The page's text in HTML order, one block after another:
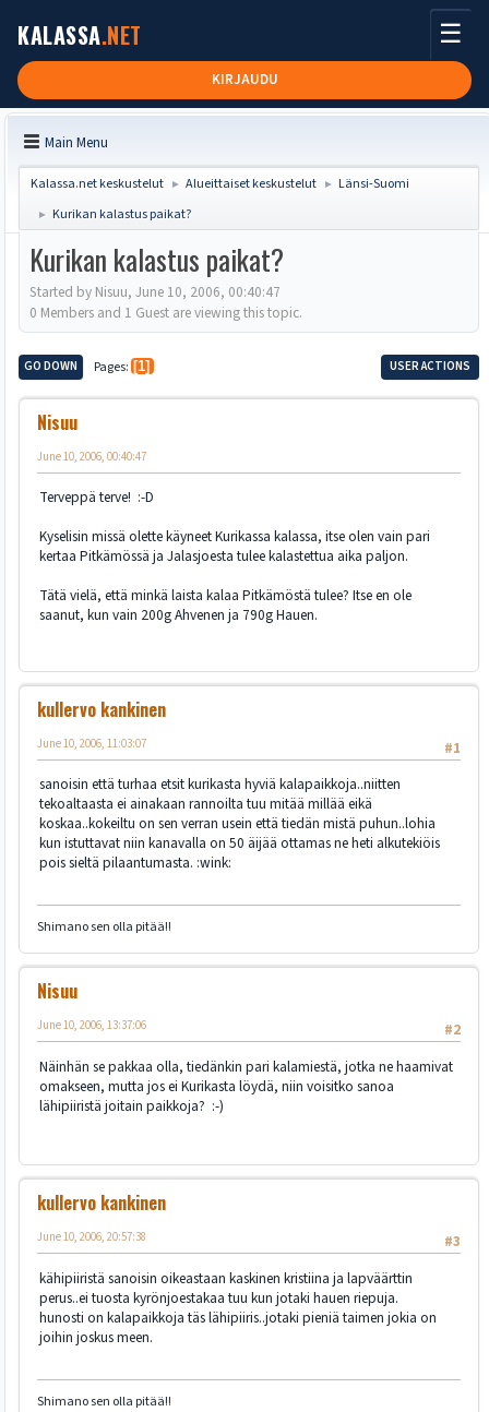
KALASSA.NET
KIRJAUDU
☰
Main Menu
Kalassa.net keskustelut ► Alueittaiset keskustelut ► Länsi-Suomi
► Kurikan kalastus paikat?
Kurikan kalastus paikat?
Started by Nisuu, June 10, 2006, 00:40:47
0 Members and 1 Guest are viewing this topic.
GO DOWN Pages 1 USER ACTIONS
Nisuu
June 10, 2006, 00:40:47
Terveppä terve! :-D
Kyselisin missä olette käyneet Kurikassa kalassa, itse olen vain pari
kertaa Pitkämössä ja Jalasjoesta tulee kalastettua aika paljon.
Tätä vielä, että minkä laista kalaa Pitkämöstä tulee? Itse en ole
saanut, kun vain 200g Ahvenen ja 790g Hauen.
kullervo kankinen
#1
June 10, 2006, 11:03:07
sanoisin että turhaa etsit kurikasta hyviä kalapaikkoja..niitten
tekoaltaasta ei ainakaan rannoilta tuu mitää millää eikä
koskaa..kokeiltu on sen verran usein että tiedän mistä puhun..lohia
kun istuttavat niin kanavalla on 50 äijää ottamas ne heti alkutekiöis
pois sieltä pilaantumasta. :wink:
Shimano sen olla pitää!!
Nisuu
#2
June 10, 2006, 13:37:06
Näinhän se pakkaa olla, tiedänkin pari kalamiestä, jotka ne haamivat
omakseen, mutta jos ei Kurikasta löydä, niin voisitko sanoa
lähipiiristä joitain paikkoja? :-)
kullervo kankinen
#3
June 10, 2006, 20:57:38
kähipiiristä sanoisin oikeastaan kaskinen kristiina ja lapväärttin
perus..ei tuosta kyrönjoestakaa tuu kun jotaki hauen riepuja.
hunosti on kalapaikkoja täs lähipiiris..jotaki pieniä taimen jokia on
joihin joskus meen.
Shimano sen olla pitää!!